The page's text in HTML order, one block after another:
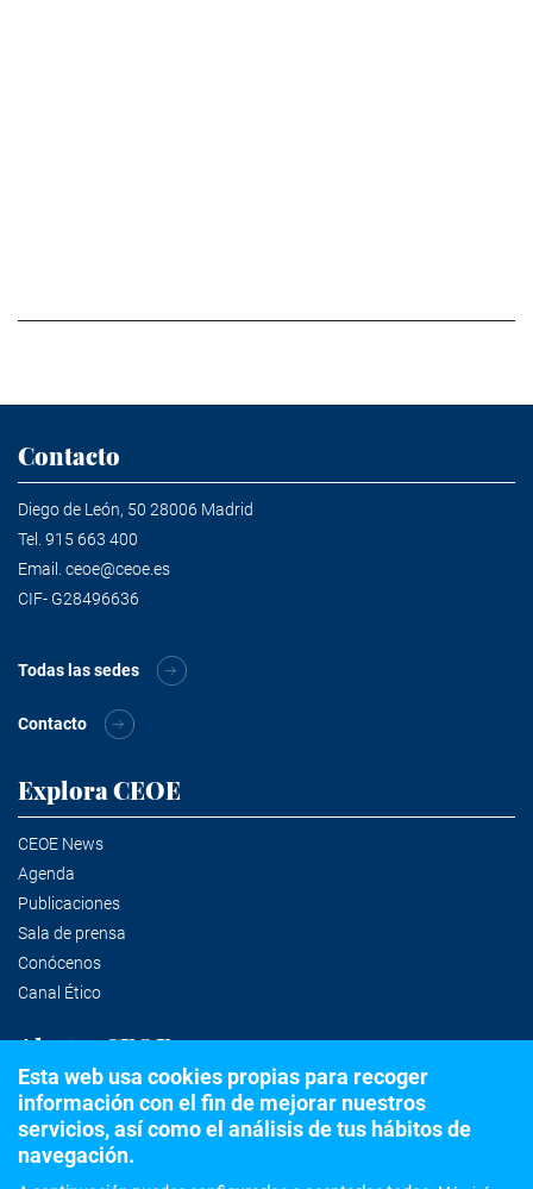
Contacto
Diego de León, 50 28006 Madrid
Tel. 915 663 400
Email. ceoe@ceoe.es
CIF- G28496636
Todas las sedes
Contacto
Explora CEOE
CEOE News
Agenda
Publicaciones
Sala de prensa
Conócenos
Canal Ético
Alertas CEOE
Suscríbete a la newsletter
Esta web usa cookies propias para recoger
información con el fin de mejorar nuestros
servicios, así como el análisis de tus hábitos de
navegación.